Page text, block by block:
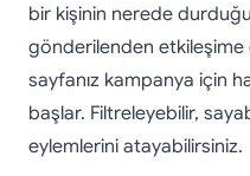
bir kişinin nerede
gönderilenden
sayfanız kampanya için
başlar. Filtreleyebilir,
eylemlerini atayabilirsiniz.